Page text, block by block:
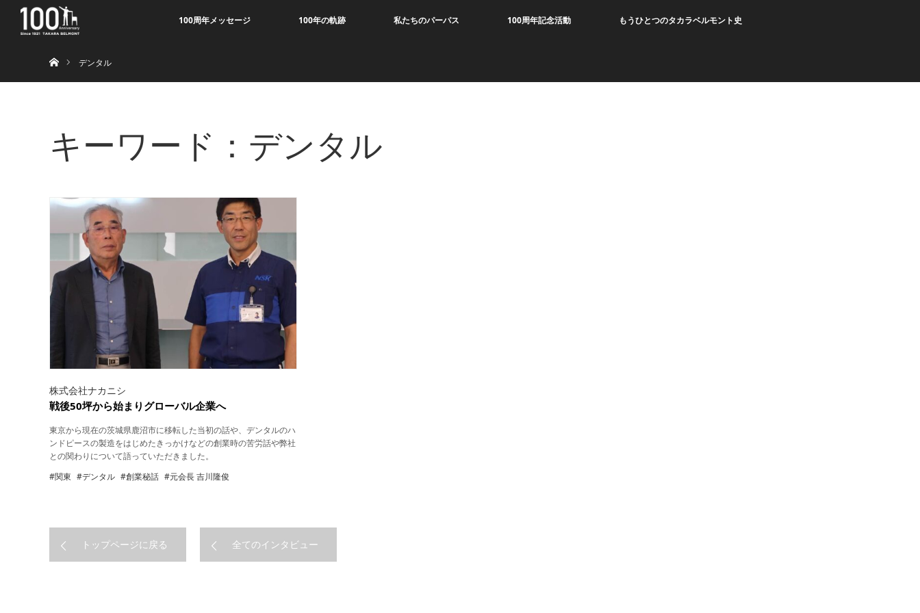
100周年メッセージ 100年の軌跡 私たちのパーパス 100周年記念活動 もうひとつのタカラベルモント史
デンタル
キーワード：デンタル
株式会社ナカニシ
戦後50坪から始まりグローバル企業へ
東京から現在の茨城県鹿沼市に移転した当初の話や、デンタルのハ
ンドピースの製造をはじめたきっかけなどの創業時の苦労話や弊社
との関わりについて語っていただきました。
#関東 #デンタル #創業秘話 #元会長 吉川隆俊
トップページに戻る 全てのインタビュー